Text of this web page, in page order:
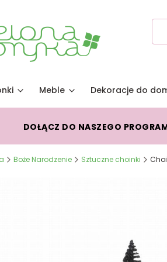
Meble Dekoracje do
DOŁĄCZ DO NASZEGO
Boże Narodzenie Sztuczne choinki